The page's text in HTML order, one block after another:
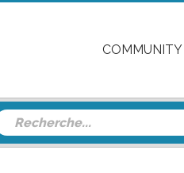
COMMUNITY